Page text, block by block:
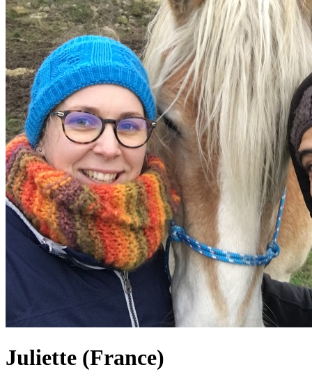
Juliette (France)